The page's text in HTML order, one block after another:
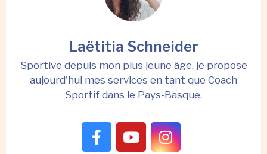
Laëtitia Schneider
Sportive depuis mon plus jeune âge, je propose
aujourd'hui mes services en tant que Coach
Sportif dans le Pays-Basque.